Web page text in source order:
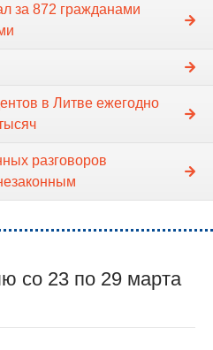
за 872 гражданами
в Литве ежегодно
разговоров
cо 23 по 29 марта